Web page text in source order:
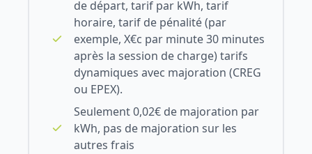
de départ, tarif par kWh, tarif
horaire, tarif de pénalité (par
exemple, X€c par minute 30 minutes
après la session de charge) tarifs
dynamiques avec majoration (CREG
ou EPEX).
Seulement 0,02€ de majoration par
kWh, pas de majoration sur les
autres frais